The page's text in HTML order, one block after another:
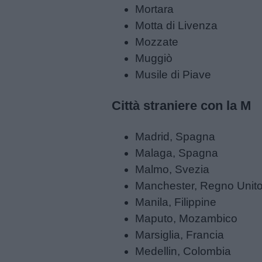
Mortara
Motta di Livenza
Mozzate
Muggiò
Musile di Piave
Città straniere con la M
Madrid, Spagna
Malaga, Spagna
Malmo, Svezia
Manchester, Regno
Manila, Filippine
Maputo, Mozambico
Marsiglia, Francia
Medellin, Colombia